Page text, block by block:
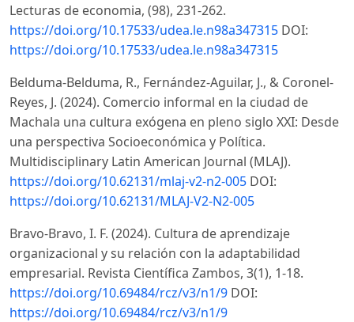
Lecturas de economia, (98), 231-262.
https://doi.org/10.17533/udea.le.n98a347315 DOI:
https://doi.org/10.17533/udea.le.n98a347315
Belduma-Belduma, R., Fernández-Aguilar, J., & Coronel-
Reyes, J. (2024). Comercio informal en la ciudad de
Machala una cultura exógena en pleno siglo XXI: Desde
una perspectiva Socioeconómica y Política.
Multidisciplinary Latin American Journal (MLAJ).
https://doi.org/10.62131/mlaj-v2-n2-005 DOI:
https://doi.org/10.62131/MLAJ-V2-N2-005
Bravo-Bravo, I. F. (2024). Cultura de aprendizaje
organizacional y su relación con la adaptabilidad
empresarial. Revista Científica Zambos, 3(1), 1-18.
https://doi.org/10.69484/rcz/v3/n1/9 DOI:
https://doi.org/10.69484/rcz/v3/n1/9